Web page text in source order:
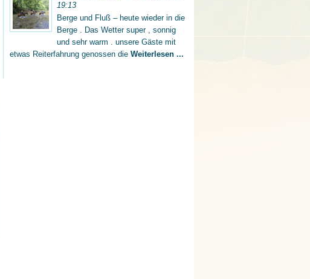
19:13
Berge und Fluß – heute wieder in die
Berge . Das Wetter super , sonnig
und sehr warm . unsere Gäste mit
etwas Reiterfahrung genossen die Weiterlesen ...